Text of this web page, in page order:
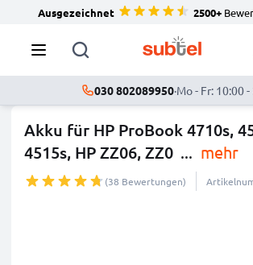
Ausgezeichnet 2500+
030 802089950·Mo - Fr: 10:00 -
Akku für HP ProBook 4710s,
4515s, HP ZZ06, ZZ0 ... mehr
(38 Bewertungen)